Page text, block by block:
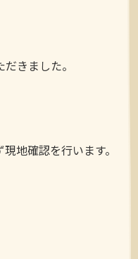
きました。
地確認を行います。